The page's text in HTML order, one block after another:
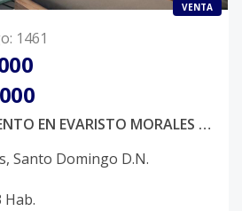
VENTA
: 1461
VENDO APARTAMENTO EN EVARISTO MORALES AIRBNB FRIENDLY
, Santo Domingo D.N.
Hab.